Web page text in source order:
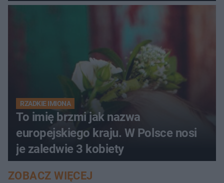
RZADKIE IMIONA
To imię brzmi jak nazwa
europejskiego kraju. W Polsce nosi
je zaledwie 3 kobiety
ZOBACZ WIĘCEJ